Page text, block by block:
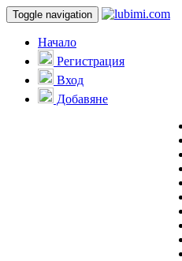
Toggle navigation
Начало
Регистрация
Вход
Добавяне